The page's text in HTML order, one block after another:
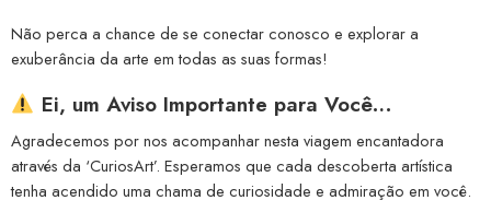
Não perca a chance de se conectar conosco e explorar a
exuberância da arte em todas as suas formas!
Ei, um Aviso Importante para Você…
Agradecemos por nos acompanhar nesta viagem encantadora
através da ‘CuriosArt’. Esperamos que cada descoberta artística
tenha acendido uma chama de curiosidade e admiração em você.